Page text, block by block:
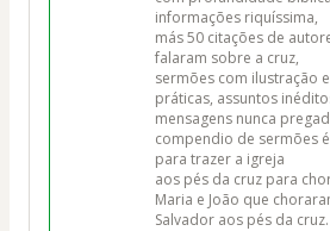
informações riquíssima,
más 50 citações de
falaram sobre a cruz,
sermões com ilustração
práticas, assuntos
mensagens nunca
compendio de sermões
para trazer a igreja
aos pés da cruz para
Maria e João que
Salvador aos pés da cruz.